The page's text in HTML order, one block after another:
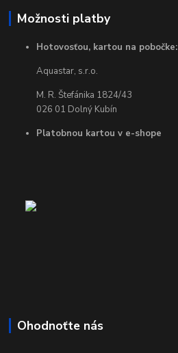
Možnosti platby
Hotovosťou, kartou na pobočke:
Aquastar, s.r.o.
M. R. Štefánika 1824/43
026 01 Dolný Kubín
Platobnou kartou v e-shope
Ohodnoťte nás